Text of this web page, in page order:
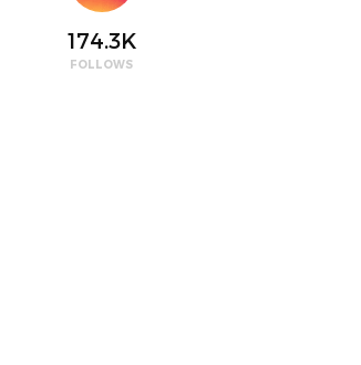
174.3K
FOLLOWS